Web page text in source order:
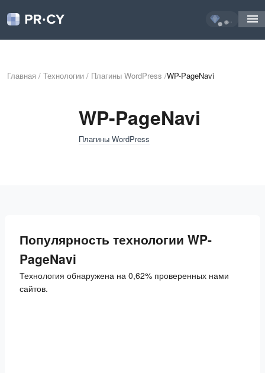
...
Главная / Технологии / Плагины WordPress /WP-PageNavi
WP-PageNavi
Плагины WordPress
Популярность технологии WP-
PageNavi
Технология обнаружена на 0,62% проверенных нами
сайтов.